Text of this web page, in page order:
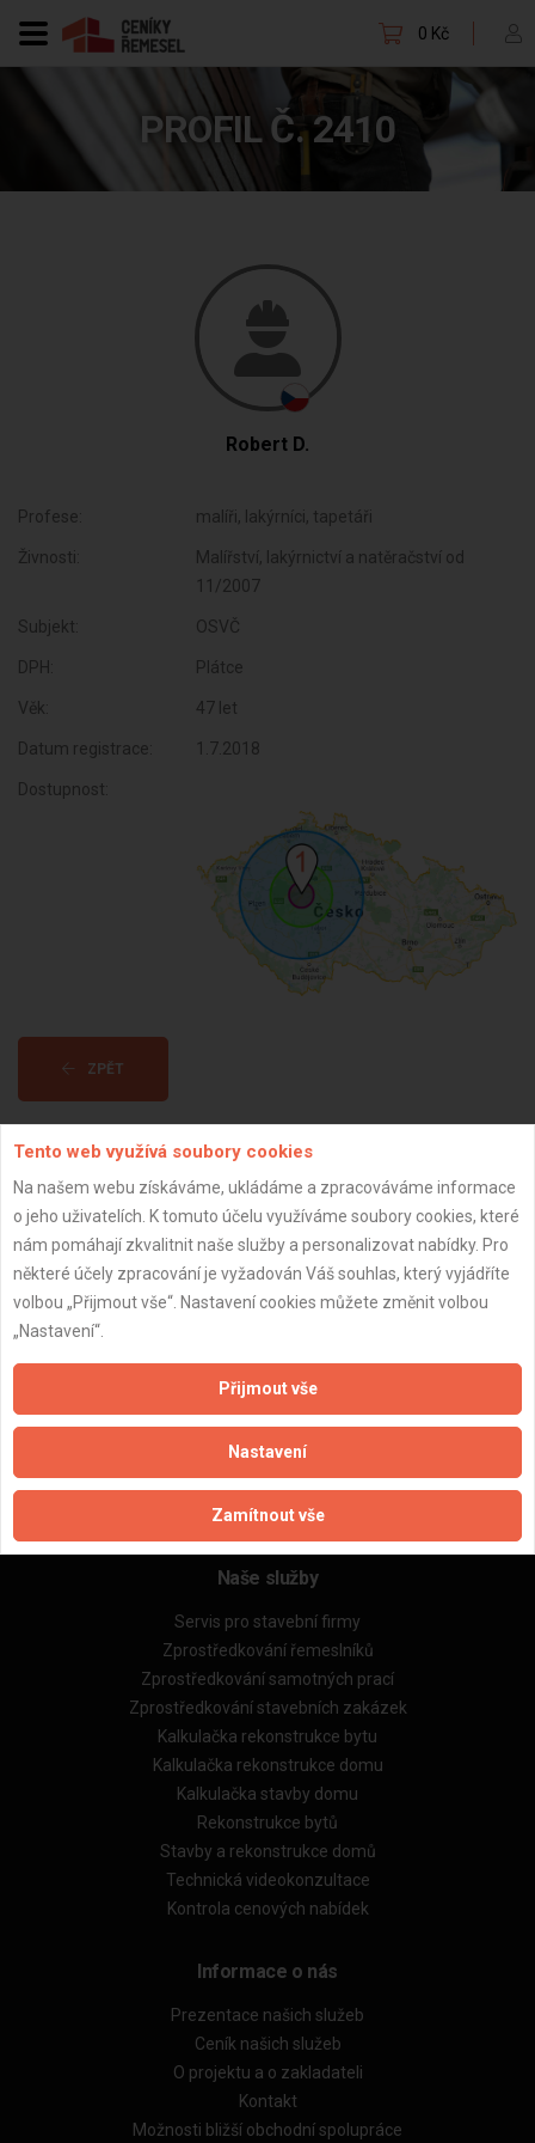
0 Kč
PROFIL Č. 2410
Robert D.
Profese: malíři, lakýrníci, tapetáři
Živnosti:
Malířství, lakýrnictví a natěračství od
11/2007
Subjekt: OSVČ
DPH: Plátce
Věk: 47 let
Datum registrace: 1.7.2018
Dostupnost:
ZPĚT
Aktualizováno z portálu ARES dne 29.12.2023 13:45:10
Důležité informace
Zásady pro používání souborů cookie
Obchodní podmínky (zprostředkování)
Obchodní podmínky (rozpočtování)
Reference
Naše excelové tabulky online
Naše služby
Servis pro stavební firmy
Zprostředkování řemeslníků
Zprostředkování samotných prací
Zprostředkování stavebních zakázek
Kalkulačka rekonstrukce bytu
Kalkulačka rekonstrukce domu
Kalkulačka stavby domu
Rekonstrukce bytů
Stavby a rekonstrukce domů
Technická videokonzultace
Kontrola cenových nabídek
Informace o nás
Prezentace našich služeb
Ceník našich služeb
O projektu a o zakladateli
Kontakt
Možnosti bližší obchodní spolupráce
Tento web využívá soubory cookies
Na našem webu získáváme, ukládáme a zpracováváme informace
o jeho uživatelích. K tomuto účelu využíváme soubory cookies, které
nám pomáhají zkvalitnit naše služby a personalizovat nabídky. Pro
některé účely zpracování je vyžadován Váš souhlas, který vyjádříte
volbou „Přijmout vše“. Nastavení cookies můžete změnit volbou
„Nastavení“.
Přijmout vše
Nastavení
Zamítnout vše